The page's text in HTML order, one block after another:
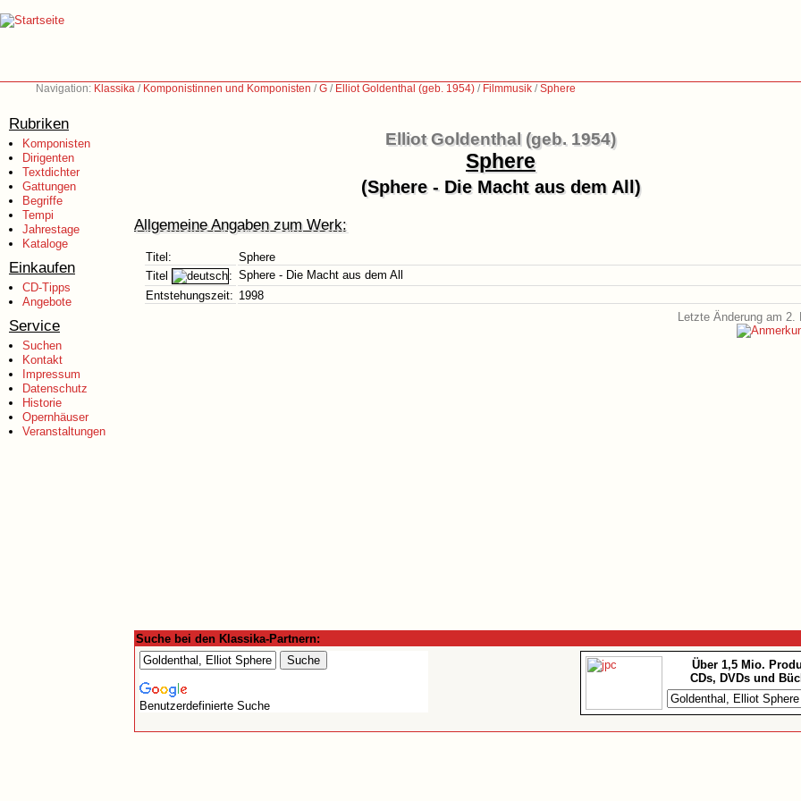
Navigation: Klassika / Komponistinnen und Komponisten /G / Elliot Goldenthal (geb. 1954) / Filmmusik /Sphere
Rubriken
Komponisten
Dirigenten
Textdichter
Gattungen
Begriffe
Tempi
Jahrestage
Kataloge
Einkaufen
CD-Tipps
Angebote
Service
Suchen
Kontakt
Impressum
Datenschutz
Historie
Opernhäuser
Veranstaltungen
Elliot Goldenthal (geb. 1954)
Sphere
(Sphere - Die Macht aus dem All)
Allgemeine Angaben zum Werk:
Titel:
Sphere
Titel
: Sphere - Die Macht aus dem All
Entstehungszeit: 1998
Letzte Änderung am 2.
Suche bei den Klassika-Partnern:
Benutzerdefinierte Suche
Über 1,5 Mio.
CDs, DVDs und